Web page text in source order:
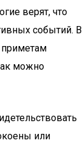
верят, что
событий. В
приметам
можно
или